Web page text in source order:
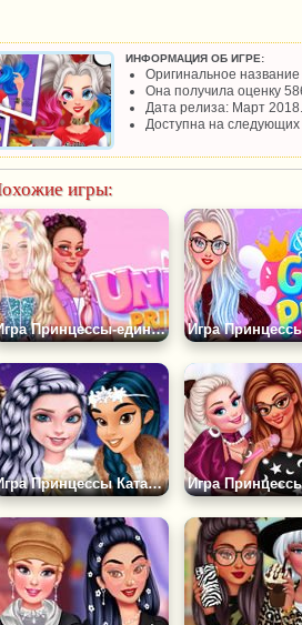
ИНФОРМАЦИЯ ОБ ИГРЕ:
Оригинальное
Она получила оценку
Дата релиза: Март 2018.
Доступна на
игры:
Игра Принцессы-единороги
Игра Принцессы Катаются на Коньках